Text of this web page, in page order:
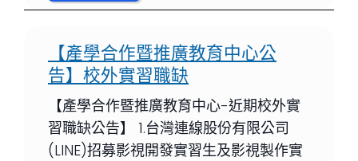
【產學合作暨推廣教育中心公
告】校外實習職缺
【產學合作暨推廣教育中心-近期校外實
習職缺公告】 1.台灣連線股份有限公司
(LINE)招募影視開發實習生及影視製作實